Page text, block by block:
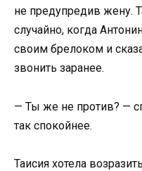
не предупредив жену.
случайно, когда
своим брелоком и
звонить заранее.
— Ты же не против? —
так спокойнее.
Таисия хотела